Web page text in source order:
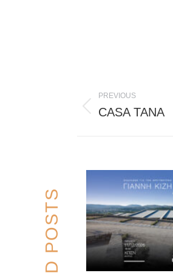
navigation
PREVIOUS
Previous
CASA TANA